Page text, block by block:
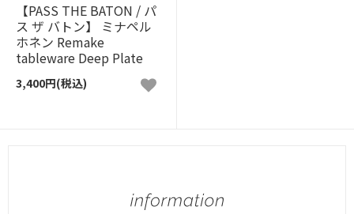
【PASS THE BATON / パ
ス ザ バトン】 ミナペル
ホネン Remake
tableware Deep Plate
3,400円(税込)